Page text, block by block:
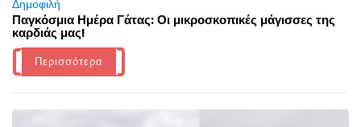
Δημοφιλή
Παγκόσμια Ημέρα Γάτας: Οι μικροσκοπικές μάγισσες της
καρδιάς μας!
Περισσότερα